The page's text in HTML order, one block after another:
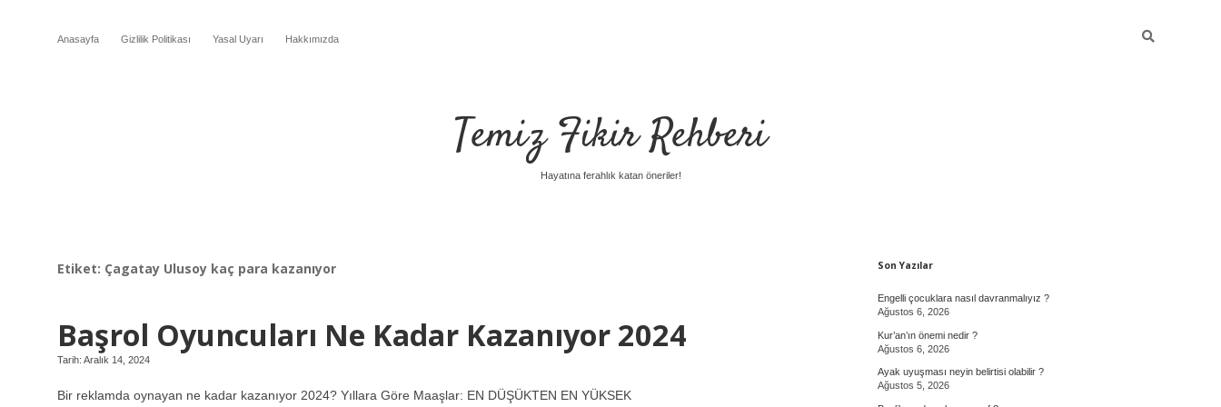
Anasayfa Gizlilik Politikası Yasal Uyarı Hakkımızda
Temiz Fikir Rehberi
Hayatına ferahlık katan öneriler!
Etiket: Çagatay Ulusoy kaç para kazanıyor
Başrol Oyuncuları Ne Kadar Kazanıyor 2024
Tarih: Aralık 14, 2024
Bir reklamda oynayan ne kadar kazanıyor 2024? Yıllara Göre Maaşlar: EN DÜŞÜKTEN EN YÜKSEK
Sidebar
Son Yazılar
Engelli çocuklara nasıl davranmalıyız ?
Ağustos 6, 2026
Kur’an’ın önemi nedir ?
Ağustos 6, 2026
Ayak uyuşması neyin belirtisi olabilir ?
Ağustos 5, 2026